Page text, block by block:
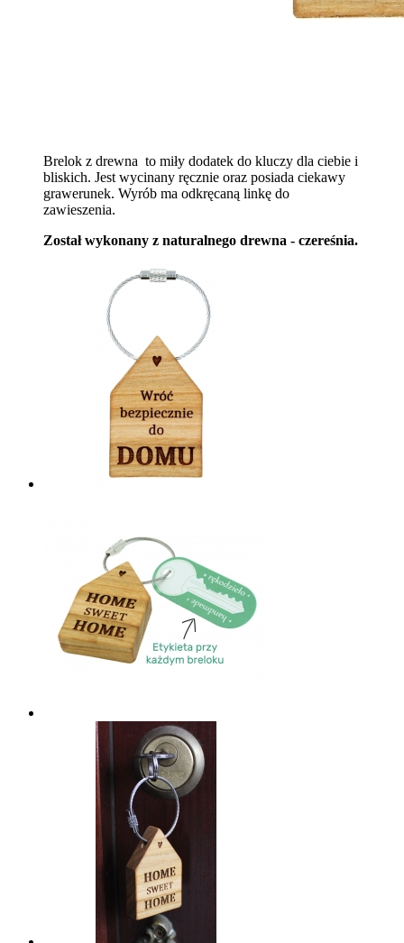
Brelok z drewna to miły dodatek do kluczy dla ciebie i
bliskich. Jest wycinany ręcznie oraz posiada ciekawy
grawerunek. Wyrób ma odkręcaną linkę do
zawieszenia.
Został wykonany z naturalnego drewna - czereśnia.